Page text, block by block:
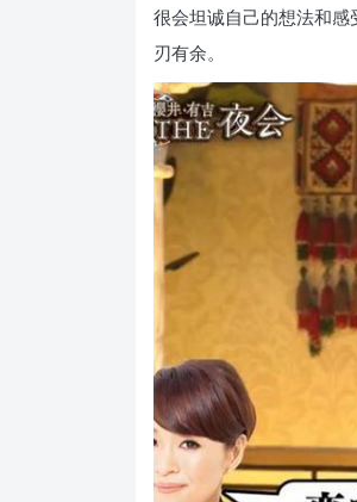
很会坦诚自己的想法和
刃有余。